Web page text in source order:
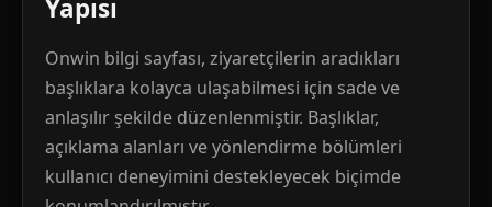
Yapısı
Onwin bilgi sayfası, ziyaretçilerin aradıkları
başlıklara kolayca ulaşabilmesi için sade ve
anlaşılır şekilde düzenlenmiştir. Başlıklar,
açıklama alanları ve yönlendirme bölümleri
kullanıcı deneyimini destekleyecek biçimde